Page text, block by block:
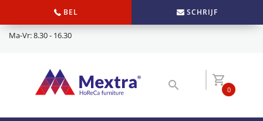
BEL SCHRIJF
Ma-Vr: 8.30 - 16.30
0